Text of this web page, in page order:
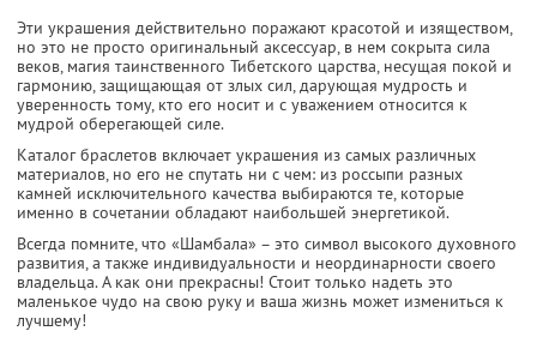
Эти украшения действительно поражают красотой и изяществом,
но это не просто оригинальный аксессуар, в нем сокрыта сила
веков, магия таинственного Тибетского царства, несущая покой и
гармонию, защищающая от злых сил, дарующая мудрость и
уверенность тому, кто его носит и с уважением относится к
мудрой оберегающей силе.
Каталог браслетов включает украшения из самых различных
материалов, но его не спутать ни с чем: из россыпи разных
камней исключительного качества выбираются те, которые
именно в сочетании обладают наибольшей энергетикой.
Всегда помните, что «Шамбала» – это символ высокого духовного
развития, а также индивидуальности и неординарности своего
владельца. А как они прекрасны! Стоит только надеть это
маленькое чудо на свою руку и ваша жизнь может измениться к
лучшему!